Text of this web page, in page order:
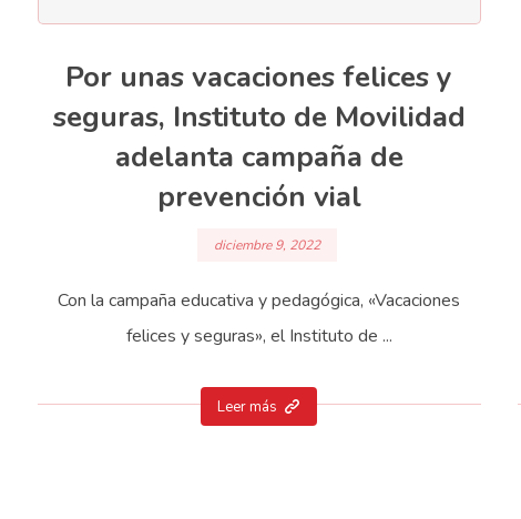
Por unas vacaciones felices y
seguras, Instituto de Movilidad
adelanta campaña de
prevención vial
diciembre 9, 2022
Con la campaña educativa y pedagógica, «Vacaciones
felices y seguras», el Instituto de ...
Leer más